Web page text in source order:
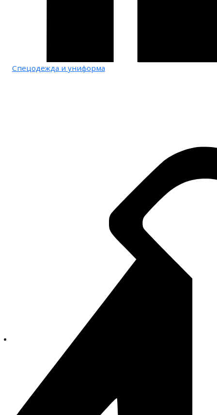
Спецодежда и униформа